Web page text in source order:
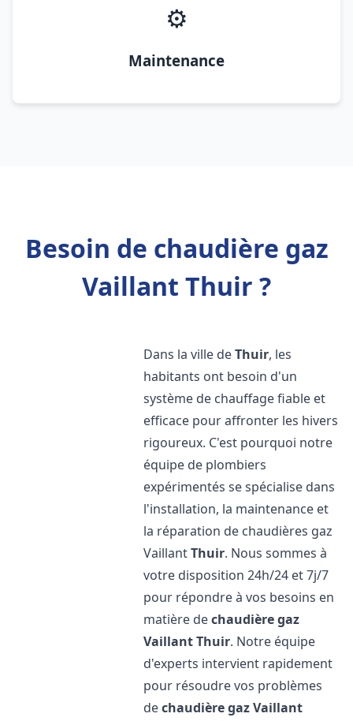
⚙️
Maintenance
Besoin de chaudière gaz
Vaillant Thuir ?
Dans la ville deThuir, les
habitants ont besoin d'un
système de chauffage fiable et
efficace pour affronter les hivers
rigoureux. C'est pourquoi notre
équipe de plombiers
expérimentés se spécialise dans
l'installation, la maintenance et
la réparation de chaudières gaz
VaillantThuir. Nous sommes à
votre disposition 24h/24 et 7j/7
pour répondre à vos besoins en
matière dechaudière gaz
VaillantThuir. Notre équipe
d'experts intervient rapidement
pour résoudre vos problèmes
dechaudière gaz Vaillant